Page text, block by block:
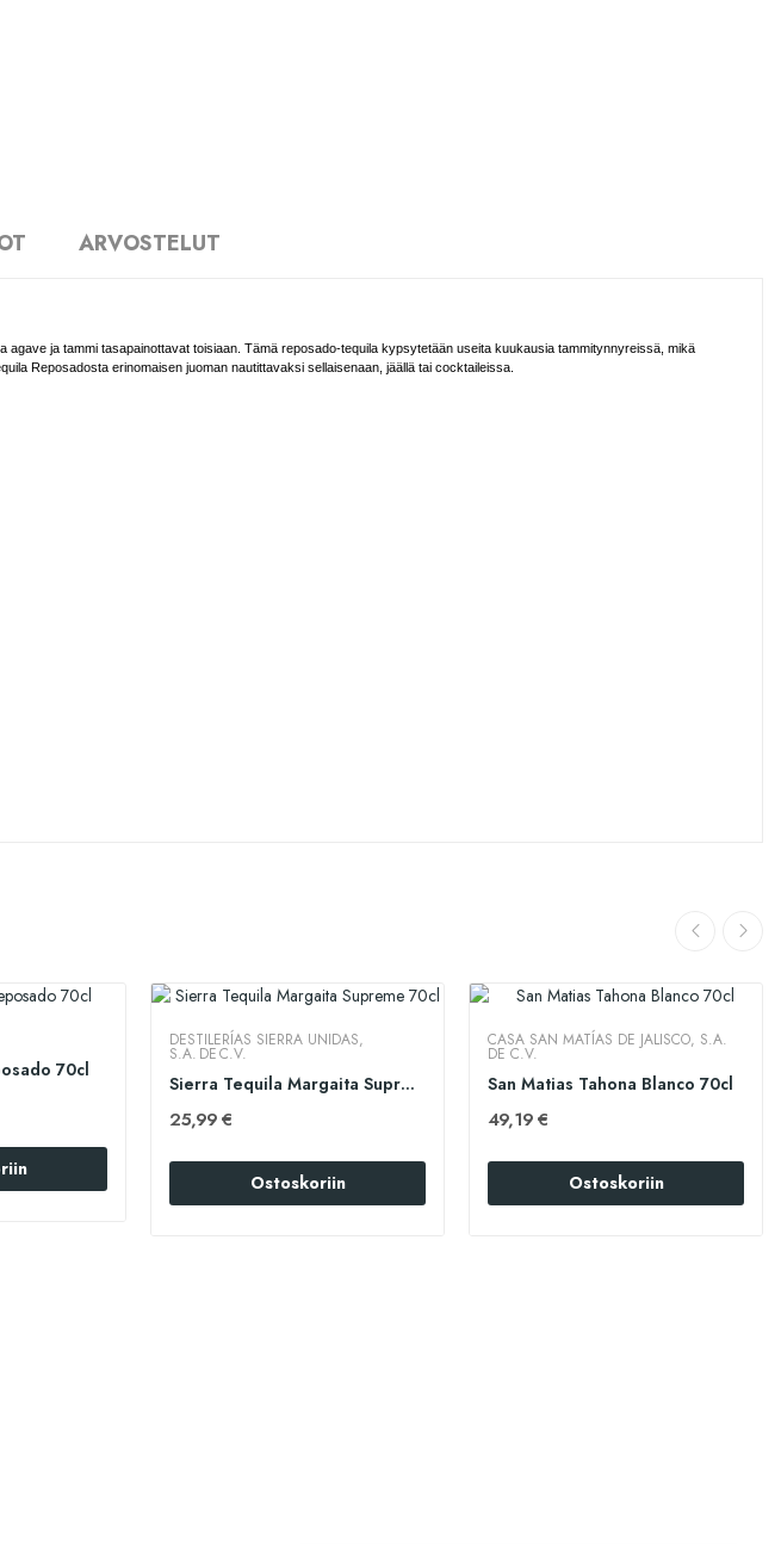
ARVOSTELUT
ja tammi tasapainottavat toisiaan. Tämä reposado-tequila kypsytetään useita kuukausia tammitynnyreissä, mikä
Reposadosta erinomaisen juoman nautittavaksi sellaisenaan, jäällä tai cocktaileissa.
70cl
DESTILERÍAS SIERRA UNIDAS,
S.A. DE C.V.
Sierra Tequila Margaita Supreme 70cl
25,99 €
Ostoskoriin
CASA SAN MATÍAS DE JALISCO, S.A.
DE C.V.
San Matias Tahona Blanco 70cl
49,19 €
Ostoskoriin